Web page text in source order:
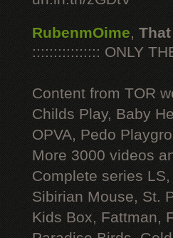
RubenmOime,
:::::::::::::::: ONLY
Content from TOR
Childs Play, Baby
OPVA, Pedo
More 3000 videos
Complete series
Sibirian Mouse, St.
Kids Box, Fattman,